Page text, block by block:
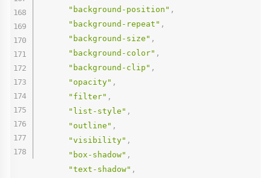
"background-position" ,
"background-repeat" ,
"background-size" ,
"background-color" ,
"background-clip" ,
"opacity" ,
"filter" ,
"list-style" ,
"outline" ,
"visibility" ,
"box-shadow" ,
"text-shadow" ,